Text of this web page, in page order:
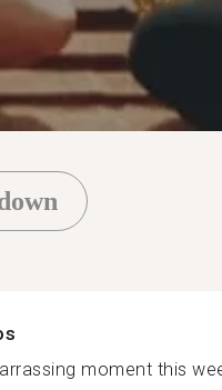
moment this